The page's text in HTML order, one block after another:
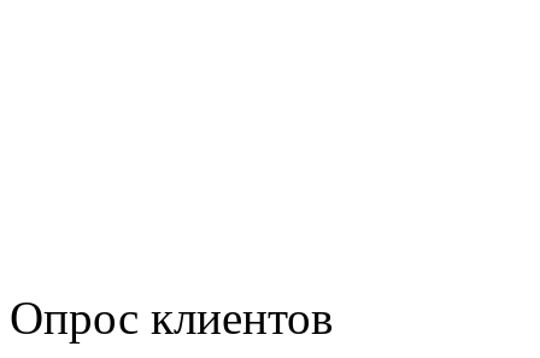
Опрос клиентов